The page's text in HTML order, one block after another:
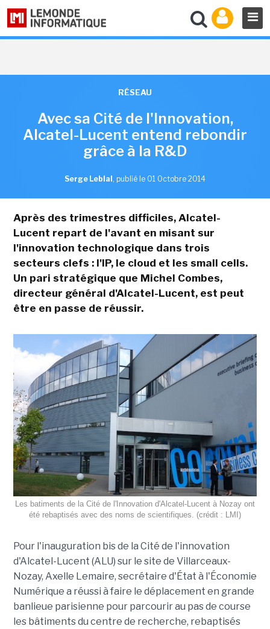
RÉSEAU
Avec sa Cité de l'Innovation,
Alcatel-Lucent entend rebondir
grâce à la R&D
Serge Leblal , publié le 01 Octobre 2014
Après des trimestres difficiles, Alcatel-
Lucent repart de l'avant en misant sur
l'innovation technologique dans trois
secteurs clefs : l'IP, le cloud et les small cells.
Un pari stratégique que Michel Combes,
directeur général d'Alcatel-Lucent, est peut
être en passe de réussir.
Les batiments de la Cité de l'Innovation d'Alcatel-Lucent à Nozay ont
été rebaptisés avec des noms de scientifiques. (crédit : LMI)
Pour l'inauguration bis de la Cité de l'innovation
d'Alcatel-Lucent (ALU) sur le site de Villarceaux-
Nozay, Axelle Lemaire, secrétaire d'État à l'Économie
Numérique a réussi à faire le déplacement en grande
banlieue parisienne pour parcourir au pas de course
les bâtiments du centre de recherche, rebaptisés